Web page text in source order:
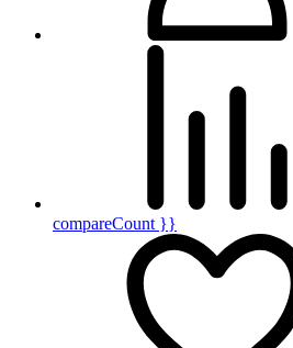
compareCount }}